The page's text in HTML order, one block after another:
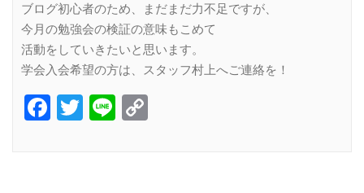
ブログ初心者のため、まだまだ力不足ですが、
今月の勉強会の検証の意味もこめて
活動をしていきたいと思います。
学会入会希望の方は、スタッフ村上へご連絡を！
Facebook
Twitter
Line